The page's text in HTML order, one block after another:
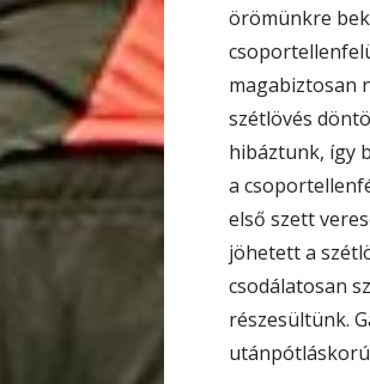
örömünkre
magabiztosan
szétlövés
hibáztunk, így
a
első szett
jöhetett a
csodálatosan
részesültünk.